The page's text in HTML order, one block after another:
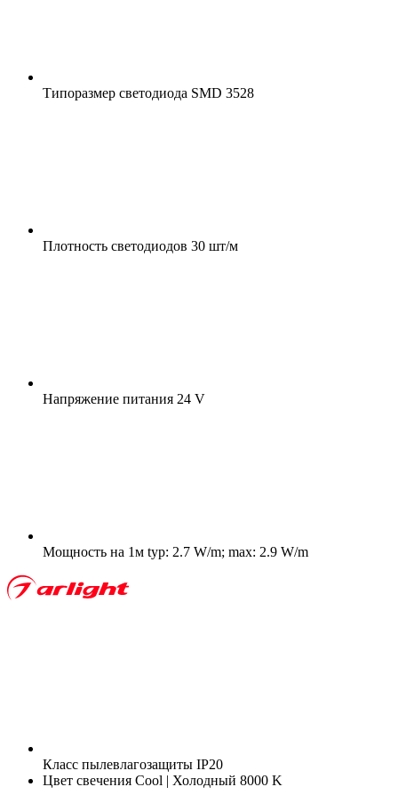
Типоразмер светодиода SMD 3528
Плотность светодиодов 30 шт/м
Напряжение питания 24 V
Мощность на 1м typ: 2.7 W/m; max: 2.9 W/m
Класс пылевлагозащиты IP20
Цвет свечения Cool | Холодный 8000 K